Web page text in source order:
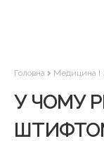
Головна Медицина І
У ЧОМУ